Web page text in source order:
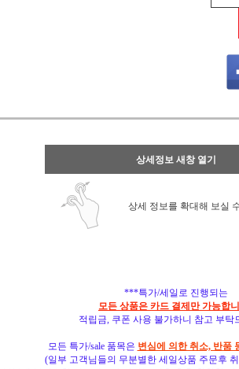
상세정보 새창 열기
상세 정보를 확대해 보실
***특가/세일로 진행되는
모든 상품은 카드 결제만 가능합
적립금, 쿠폰 사용 불가하니 참고 부탁
모든 특가/sale 품목은 변심에 의한 취소, 반품
(일부 고객님들의 무분별한 세일상품 주문후